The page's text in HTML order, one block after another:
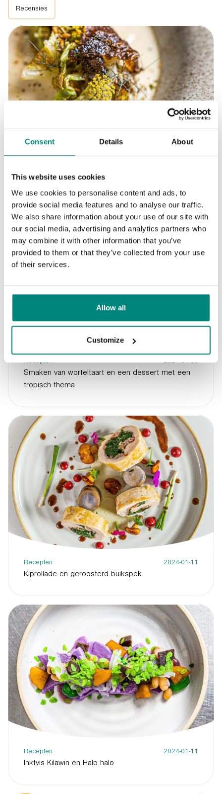
Consent Details About
This website uses cookies
We use cookies to personalise content and ads, to
provide social media features and to analyse our traffic.
We also share information about your use of our site with
our social media, advertising and analytics partners who
may combine it with other information that you’ve
provided to them or that they’ve collected from your use
of their services.
Allow all
Customize
Recensies
Recepten
Recepten 2024-01-11
Smaken van worteltaart en een dessert met een
tropisch thema
Recepten 2024-01-11
Kiprollade en geroosterd buikspek
Recepten 2024-01-11
Inktvis Kilawin en Halo halo